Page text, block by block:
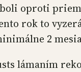
boli oproti
rok to
2
lámaním